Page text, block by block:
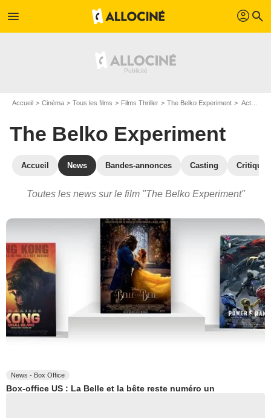
menu profil search
Accueil Cinéma Tous les films Films Thriller The Belko Experiment Actualités The Belko Experiment
The Belko Experiment
Accueil News Bandes-annonces Casting
Toutes les news sur le film "The Belko Experiment"
News - Box Office
Box-office US : La Belle et la bête reste numéro un